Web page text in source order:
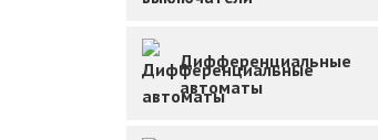
Дифференциальные
автоматы